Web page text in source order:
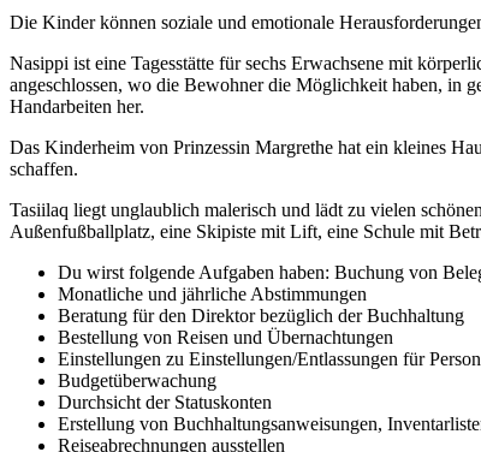
Die Kinder können soziale und emotionale
Nasippi ist eine Tagesstätte für sechs Erwachsene mit
angeschlossen, wo die Bewohner die Möglichkeit haben, in
Handarbeiten her.
Das Kinderheim von Prinzessin Margrethe hat ein kleines
schaffen.
Tasiilaq liegt unglaublich malerisch und lädt zu vielen
Außenfußballplatz, eine Skipiste mit Lift, eine Schule mit
Du wirst folgende Aufgaben haben: Buchung von
Monatliche und jährliche Abstimmungen
Beratung für den Direktor bezüglich der Buchhaltung
Bestellung von Reisen und Übernachtungen
Einstellungen zu Einstellungen/Entlassungen für
Budgetüberwachung
Durchsicht der Statuskonten
Erstellung von Buchhaltungsanweisungen,
Reiseabrechnungen ausstellen